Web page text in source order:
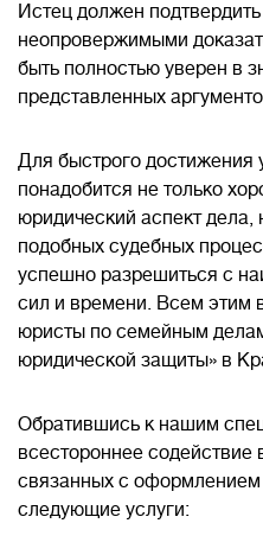
Истец должен
неопровержимыми
быть полностью уверен в
представленных
Для быстрого достижения
понадобится не только
юридический аспект дела,
подобных судебных
успешно разрешиться с
сил и времени. Всем этим
юристы по семейным
юридической защиты» в
Обратившись к нашим
всестороннее
связанных с
следующие услуги: